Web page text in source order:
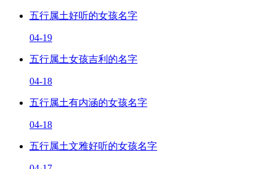
五行属土好听的女孩名字
04-19
五行属土女孩吉利的名字
04-18
五行属土有内涵的女孩名字
04-18
五行属土文雅好听的女孩名字